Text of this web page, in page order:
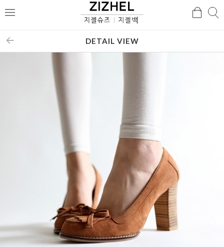
메
검
DETAIL VIEW